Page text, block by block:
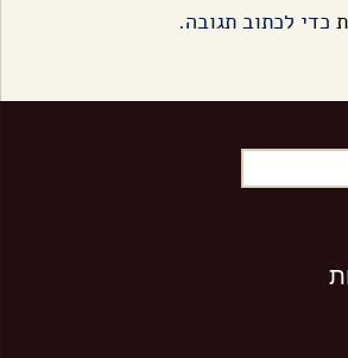
כדי לכתוב תגובה.